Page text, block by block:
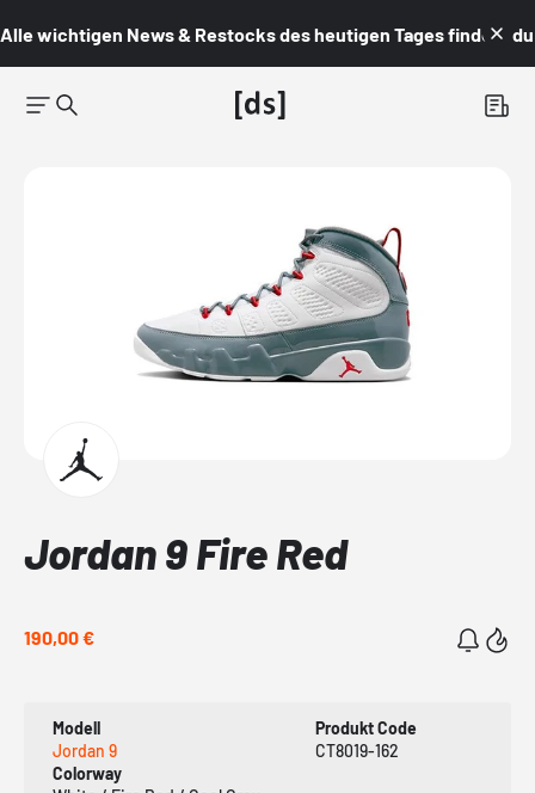
Alle wichtigen News & Restocks des heutigen Tages findest du
Jordan 9 Fire Red
190,00 €
Modell
Jordan 9
Produkt Code
CT8019-162
Colorway